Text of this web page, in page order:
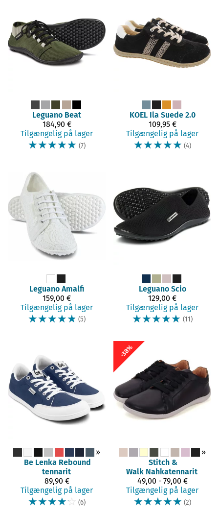
Leguano Beat
184,90 €
Tilgængelig på lager
☆☆☆☆☆ (7)
KOEL Ila Suede 2.0
109,95 €
Tilgængelig på lager
☆☆☆☆☆ (4)
Leguano Amalfi
159,00 €
Tilgængelig på lager
☆☆☆☆☆ (5)
Leguano Scio
129,00 €
Tilgængelig på lager
☆☆☆☆☆ (11)
»
Be Lenka Rebound
tennarit
89,90 €
Tilgængelig på lager
☆☆☆☆☆ (6)
-38%
»
Stitch &
Walk Nahkatennarit
49,00 - 79,00 €
Tilgængelig på lager
☆☆☆☆☆ (2)